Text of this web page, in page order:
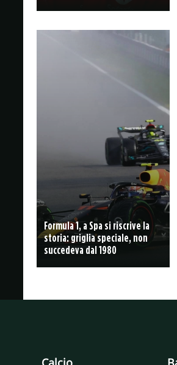
Formula 1, a Spa si riscrive la
storia: griglia speciale, non
succedeva dal 1980